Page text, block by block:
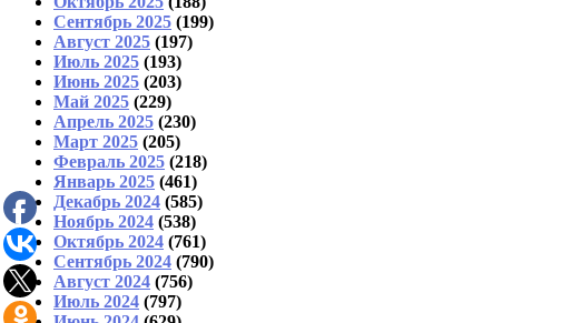
Сентябрь 2025 (199)
Август 2025 (197)
Июль 2025 (193)
Июнь 2025 (203)
Май 2025 (229)
Апрель 2025 (230)
Март 2025 (205)
Февраль 2025 (218)
Январь 2025 (461)
Декабрь 2024 (585)
Ноябрь 2024 (538)
Октябрь 2024 (761)
Сентябрь 2024 (790)
Август 2024 (756)
Июль 2024 (797)